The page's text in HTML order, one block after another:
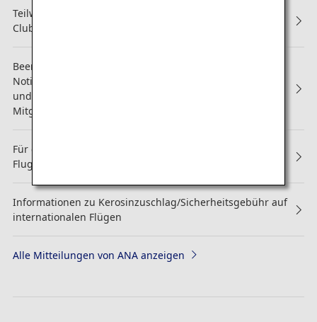
Teilweise Überarbeitung der Services für ANA Mileage
Club-Mitglieder (Aktualisiert am 3. september 2025)
Beendigung von Buchkalender-, Kalender- und
Notizbuch-Geschenken für Diamond Service-Mitglieder
und Platinum Service-Mitglieder sowie für Super Flyers-
Mitglieder
Für das neue Video zur Flugsicherheit wurden die
Flugzeuge "Pikachu Jet NH" und "Eevee Jet NH" genutzt.
Informationen zu Kerosinzuschlag/Sicherheitsgebühr auf
internationalen Flügen
Alle Mitteilungen von ANA anzeigen